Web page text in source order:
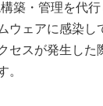
築・管理を代
ウェアに感染し
セスが発生した
。